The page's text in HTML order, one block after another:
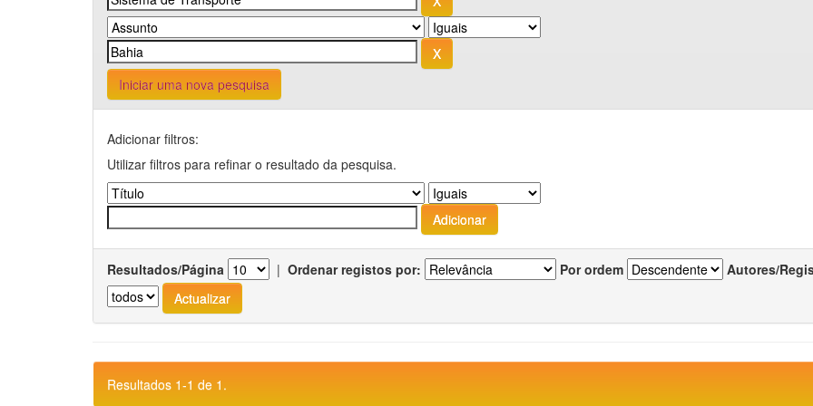
Iniciar uma nova pesquisa
Adicionar filtros:
Utilizar filtros para refinar o resultado da pesquisa.
Resultados/Página | Ordenar registos por: Por ordem Autores/
Resultados 1-1 de 1.